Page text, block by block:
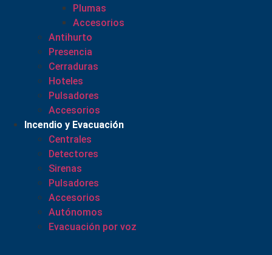
Plumas
Accesorios
Antihurto
Presencia
Cerraduras
Hoteles
Pulsadores
Accesorios
Incendio y Evacuación
Centrales
Detectores
Sirenas
Pulsadores
Accesorios
Autónomos
Evacuación por voz